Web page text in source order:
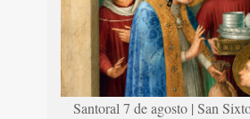
Santoral 7 de agosto | San